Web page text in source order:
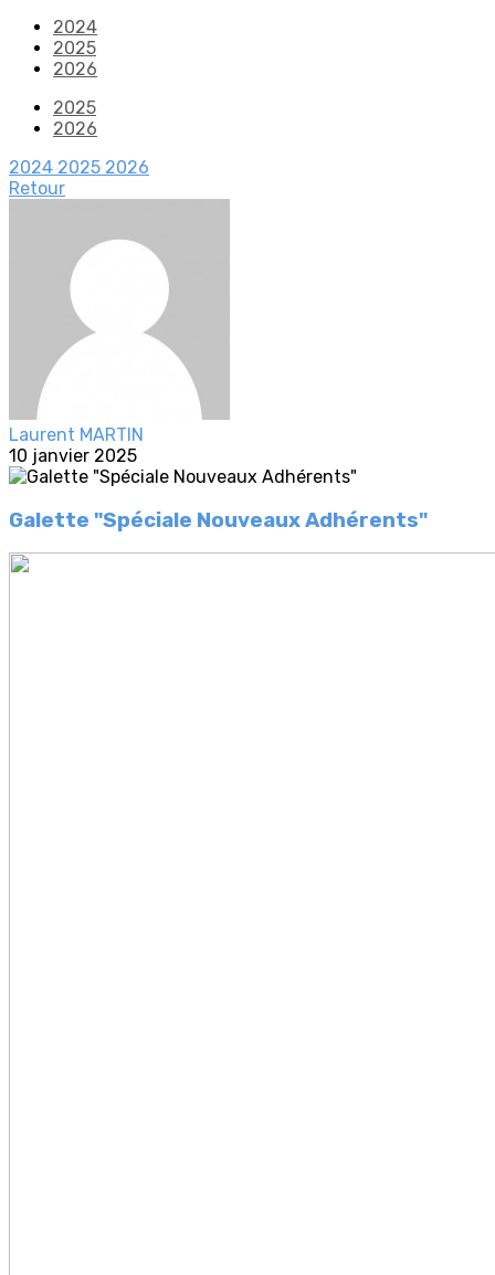
2024
2025
2026
2025
2026
2024 2025 2026
Retour
Laurent MARTIN
10 janvier 2025
Galette "Spéciale Nouveaux Adhérents"